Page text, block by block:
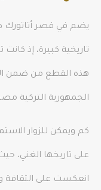
يضم في قصر أتاتورك
تاريخية كبيرة، إذ
هذه القطع من ضمن
الجمهورية التركية
كم ويمكن للزوار
على تاريخها الغني،
انعكست على الثقافة